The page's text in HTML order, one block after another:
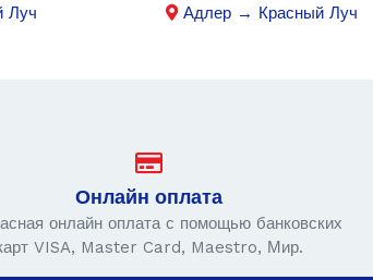
Луч
Адлер → Красный Луч
Онлайн оплата
онлайн оплата с помощью банковских
VISA, Master Card, Maestro, Мир.